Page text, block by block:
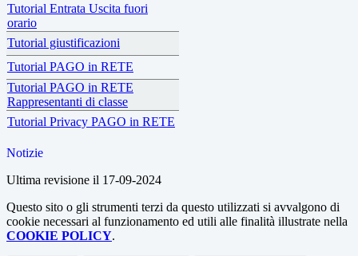
Tutorial Entrata Uscita fuori
orario
Tutorial giustificazioni
Tutorial PAGO in RETE
Tutorial PAGO in RETE
Rappresentanti di classe
Tutorial Privacy PAGO in RETE
Notizie
Ultima revisione il 17-09-2024
Questo sito o gli strumenti terzi da questo utilizzati si avvalgono di
cookie necessari al funzionamento ed utili alle finalità illustrate nella
COOKIE POLICY.